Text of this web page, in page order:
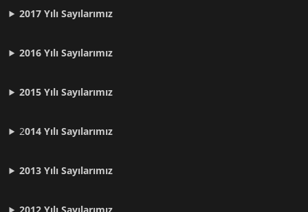
2017 Yılı Sayılarımız
2016 Yılı Sayılarımız
2015 Yılı Sayılarımız
2014 Yılı Sayılarımız
2013 Yılı Sayılarımız